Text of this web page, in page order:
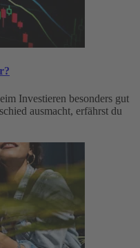
Investieren besonders gut
ausmacht, erfährst du